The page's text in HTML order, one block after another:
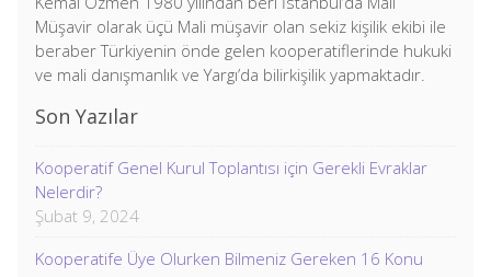
Müşavir olarak üçü Mali müşavir olan sekiz kişilik ekibi ile
beraber Türkiyenin önde gelen kooperatiflerinde hukuki
ve mali danışmanlık ve Yargı’da bilirkişilik yapmaktadır.
Son Yazılar
Kooperatif Genel Kurul Toplantısı için Gerekli Evraklar
Nelerdir?
Şubat 9, 2024
Kooperatife Üye Olurken Bilmeniz Gereken 16 Konu